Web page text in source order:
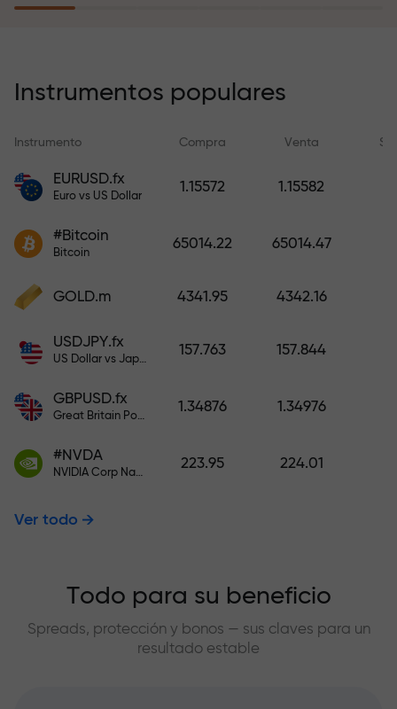
recargar su cuenta.
compensa sus pérdidas y
garantiza triplicar el beneficio
tranquilidad: su capital está
bono mil veces mayor que su
depósito, mayor será el
Instrumentos populares
Instrumento Compra Venta
EURUSD.fx
Euro vs US Dollar
1.15572 1.15582
#Bitcoin
Bitcoin
65014.22 65014.47
GOLD.m 4341.95 4342.16
USDJPY.fx
US Dollar vs Japanese Yen
157.763 157.844
GBPUSD.fx
Great Britain Pound vs US Dollar
1.34876 1.34976
#NVDA
NVIDIA Corp Nasdaq Stock Exchange (Nasdaq) USD
223.95 224.01
Ver todo
Todo para su beneficio
Spreads, protección y bonos — sus claves para un
resultado estable